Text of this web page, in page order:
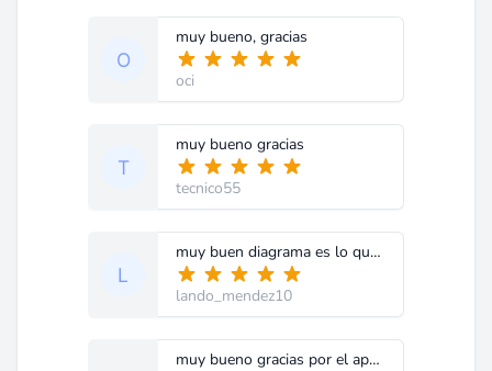
muy bueno, gracias
oci
muy bueno gracias
tecnico55
muy buen diagrama es lo que esperaba
lando_mendez10
muy bueno gracias por el aporte